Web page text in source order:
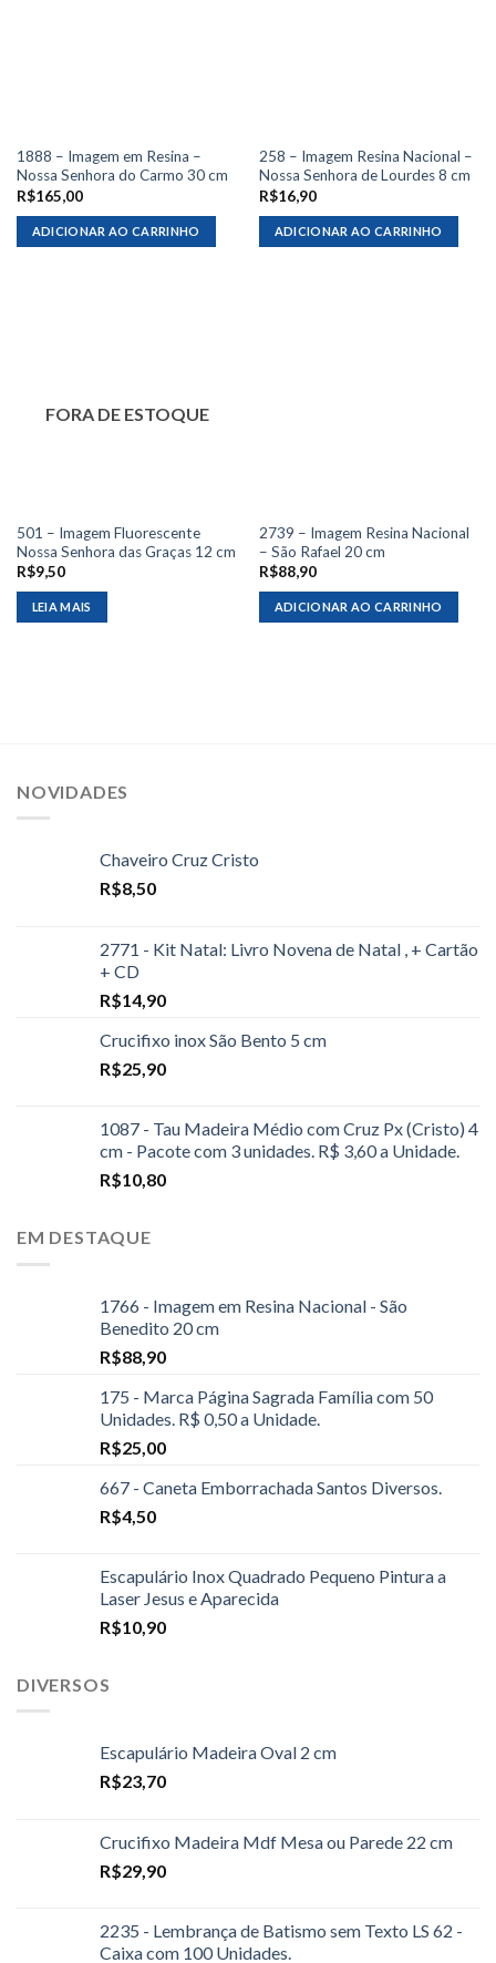
1888 – Imagem em Resina –
Nossa Senhora do Carmo 30 cm
R$165,00
ADICIONAR AO CARRINHO
258 – Imagem Resina Nacional –
Nossa Senhora de Lourdes 8 cm
R$16,90
ADICIONAR AO CARRINHO
FORA DE ESTOQUE
501 – Imagem Fluorescente
Nossa Senhora das Graças 12 cm
R$9,50
LEIA MAIS
2739 – Imagem Resina Nacional
– São Rafael 20 cm
R$88,90
ADICIONAR AO CARRINHO
NOVIDADES
Chaveiro Cruz Cristo
R$8,50
2771 - Kit Natal: Livro Novena de Natal , + Cartão
+ CD
R$14,90
Crucifixo inox São Bento 5 cm
R$25,90
1087 - Tau Madeira Médio com Cruz Px (Cristo) 4
cm - Pacote com 3 unidades. R$ 3,60 a Unidade.
R$10,80
EM DESTAQUE
1766 - Imagem em Resina Nacional - São
Benedito 20 cm
R$88,90
175 - Marca Página Sagrada Família com 50
Unidades. R$ 0,50 a Unidade.
R$25,00
667 - Caneta Emborrachada Santos Diversos.
R$4,50
Escapulário Inox Quadrado Pequeno Pintura a
Laser Jesus e Aparecida
R$10,90
DIVERSOS
Escapulário Madeira Oval 2 cm
R$23,70
Crucifixo Madeira Mdf Mesa ou Parede 22 cm
R$29,90
2235 - Lembrança de Batismo sem Texto LS 62 -
Caixa com 100 Unidades.